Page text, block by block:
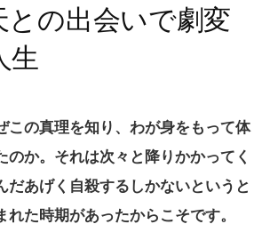
との出会いで劇変
生
この真理を知り、わが身をもって体
のか。それは次々と降りかかってく
だあげく自殺するしかないというと
た時期があったからこそです。